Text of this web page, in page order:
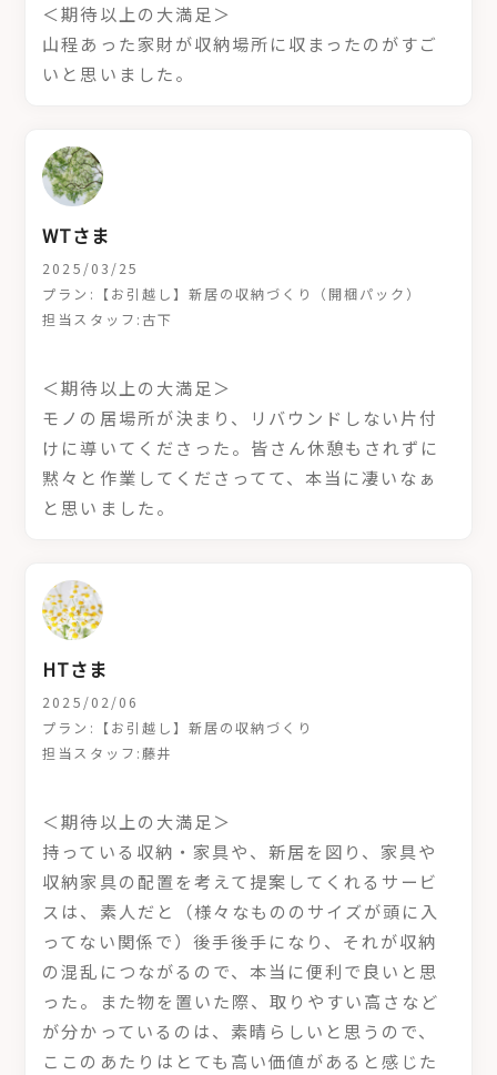
＜期待以上の大満足＞
山程あった家財が収納場所に収まったのがすご
いと思いました。
WTさま
2025/03/25
プラン:【お引越し】新居の収納づくり（開梱パック）
担当スタッフ:古下
＜期待以上の大満足＞
モノの居場所が決まり、リバウンドしない片付
けに導いてくださった。皆さん休憩もされずに
黙々と作業してくださってて、本当に凄いなぁ
と思いました。
HTさま
2025/02/06
プラン:【お引越し】新居の収納づくり
担当スタッフ:藤井
＜期待以上の大満足＞
持っている収納・家具や、新居を図り、家具や
収納家具の配置を考えて提案してくれるサービ
スは、素人だと（様々なもののサイズが頭に入
ってない関係で）後手後手になり、それが収納
の混乱につながるので、本当に便利で良いと思
った。また物を置いた際、取りやすい高さなど
が分かっているのは、素晴らしいと思うので、
ここのあたりはとても高い価値があると感じた